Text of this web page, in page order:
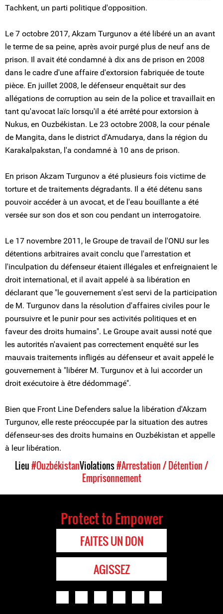
Tachkent, un parti politique d'opposition.
Le 7 octobre 2017, Akzam Turgunov a été libéré un an avant
le terme de sa peine, après avoir purgé plus de neuf ans de
prison. Il avait été condamné à dix ans de prison en 2008
dans le cadre d'une affaire d'extorsion fabriquée de toute
pièce. En juillet 2008, le défenseur enquêtait sur des
allégations de corruption au sein de la police et travaillait en
tant qu'avocat laïc lorsqu'il a été arrêté pour extorsion à
Nukus, en Ouzbékistan. Le 23 octobre 2008, la cour pénale
de Mangita, dans le district d'Amudarya, dans la région du
Karakalpakstan, l'a condamné à 10 ans de prison.
En prison Akzam Turgunov a été plusieurs fois victime de
torture et de traitements dégradants. Il a été détenu sans
pouvoir accéder à un avocat, et de l'eau bouillante a été
versée sur son dos et son cou pendant un interrogatoire.
Le 17 novembre 2011, le Groupe de travail de l'ONU sur les
détentions arbitraires avait conclu que l'arrestation et
l'inculpation du défenseur étaient illégales et enfreignaient le
droit international, et il avait appelé à sa libération en
déclarant que "le gouvernement s'est servi de la participation
de M. Turgunov dans la résolution d'affaires civiles pour le
poursuivre et le punir pour ses activités politiques et en
faveur des droits humains". Le Groupe avait aussi noté que
les autorités n'avaient pas correctement enquêté sur les
mauvais traitements infligés au défenseur et avait appelé le
gouvernement à "libérer M. Turgunov et à lui accorder un
droit exécutoire à être dédommagé".
Bien que Front Line Defenders salue la libération d'Akzam
Turgunov, elle reste préoccupée par la situation des autres
défenseur-ses des droits humains en Ouzbékistan et appelle
à leur libération.
Lieu#OuzbékistanViolations#Arrestation / Détention /
Emprisonnement
Protect to Empower
FAITES UN DON
AGISSEZ